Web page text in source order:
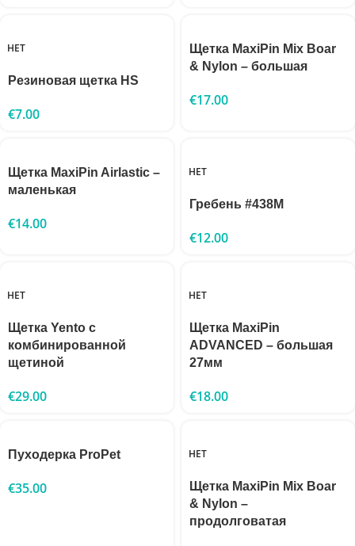
НЕТ
Резиновая щетка HS
€7.00
Щетка MaxiPin Mix Boar
& Nylon – большая
€17.00
Щетка MaxiPin Airlastic –
маленькая
€14.00
НЕТ
Гребень #438M
€12.00
НЕТ
Щетка Yento с
комбинированной
щетиной
€29.00
НЕТ
Щетка MaxiPin
ADVANCED – большая
27мм
€18.00
Пуходерка ProPet
€35.00
НЕТ
Щетка MaxiPin Mix Boar
& Nylon –
продолговатая